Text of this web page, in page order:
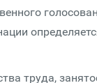
труда,